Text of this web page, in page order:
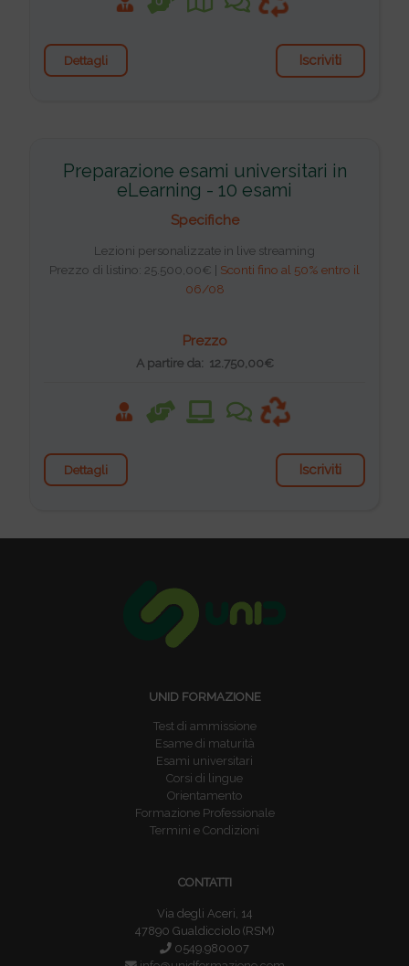
Dettagli Iscriviti
Preparazione esami universitari in
eLearning - 10 esami
Specifiche
Lezioni personalizzate in live streaming
Prezzo di listino: 25.500,00€ | Sconti fino al 50% entro il
06/08
Prezzo
A partire da: 12.750,00€
Dettagli Iscriviti
UNID FORMAZIONE
Test di ammissione
Esame di maturità
Esami universitari
Corsi di lingue
Orientamento
Formazione Professionale
Termini e Condizioni
CONTATTI
Via degli Aceri, 14
47890 Gualdicciolo (RSM)
0549.980007